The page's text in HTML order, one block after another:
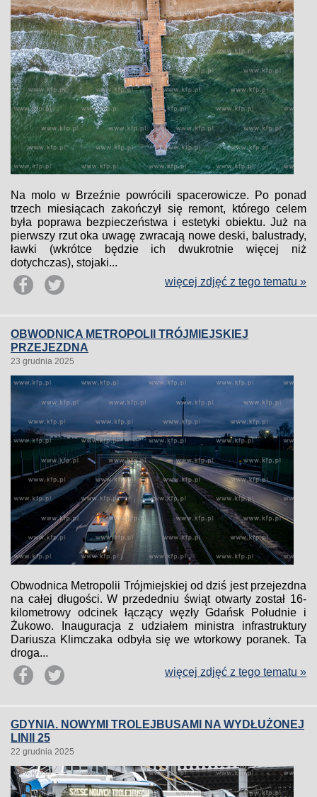
Na molo w Brzeźnie powrócili spacerowicze. Po ponad
trzech miesiącach zakończył się remont, którego celem
była poprawa bezpieczeństwa i estetyki obiektu. Już na
pierwszy rzut oka uwagę zwracają nowe deski, balustrady,
ławki (wkrótce będzie ich dwukrotnie więcej niż
dotychczas), stojaki...
więcej zdjęć z tego tematu »
OBWODNICA METROPOLII TRÓJMIEJSKIEJ
PRZEJEZDNA
23 grudnia 2025
Obwodnica Metropolii Trójmiejskiej od dziś jest przejezdna
na całej długości. W przededniu świąt otwarty został 16-
kilometrowy odcinek łączący węzły Gdańsk Południe i
Żukowo. Inauguracja z udziałem ministra infrastruktury
Dariusza Klimczaka odbyła się we wtorkowy poranek. Ta
droga...
więcej zdjęć z tego tematu »
GDYNIA. NOWYMI TROLEJBUSAMI NA WYDŁUŻONEJ
LINII 25
22 grudnia 2025